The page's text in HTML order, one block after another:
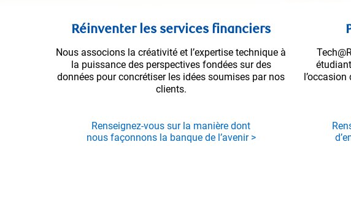
Réinventer les services financiers
Nous associons la créativité et l’expertise technique à
la puissance des perspectives fondées sur des
données pour concrétiser les idées soumises par nos
clients.
Renseignez-vous sur la manière dont
nous façonnons la banque de l’avenir >
l’occasion